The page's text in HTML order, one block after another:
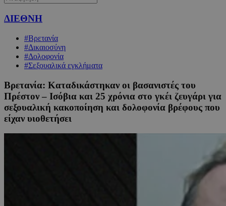
ΔΙΕΘΝΗ
#Βρετανία
#Δικαιοσύνη
#Δολοφονία
#Σεξουαλικά εγκλήματα
Βρετανία: Καταδικάστηκαν οι βασανιστές του
Πρέστον – Ισόβια και 25 χρόνια στο γκέι ζευγάρι για
σεξουαλική κακοποίηση και δολοφονία βρέφους που
είχαν υιοθετήσει